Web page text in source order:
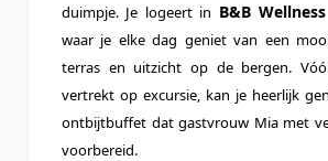
duimpje. Je logeert in B&B
waar je elke dag geniet van een
terras en uitzicht op de bergen.
vertrekt op excursie, kan je heerlijk
ontbijtbuffet dat gastvrouw Mia met
voorbereid.